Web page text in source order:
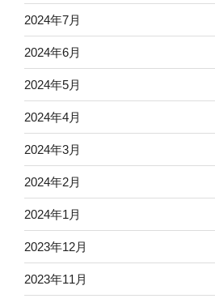
2024年7月
2024年6月
2024年5月
2024年4月
2024年3月
2024年2月
2024年1月
2023年12月
2023年11月